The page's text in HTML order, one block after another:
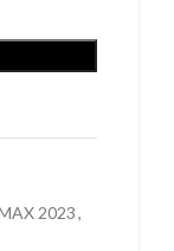
2023,